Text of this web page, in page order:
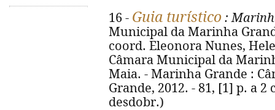
16 - Guia turístico :
Municipal da Marinha
coord. Eleonora Nunes,
Câmara Municipal da
Maia. - Marinha Grande :
Grande, 2012. - 81, [1] p. a
desdobr.)